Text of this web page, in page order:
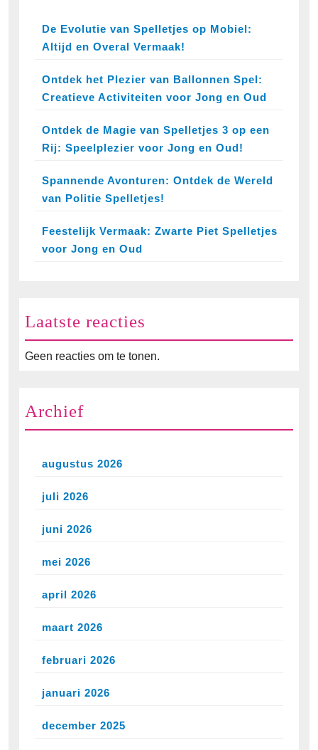
De Evolutie van Spelletjes op Mobiel:
Altijd en Overal Vermaak!
Ontdek het Plezier van Ballonnen Spel:
Creatieve Activiteiten voor Jong en Oud
Ontdek de Magie van Spelletjes 3 op een
Rij: Speelplezier voor Jong en Oud!
Spannende Avonturen: Ontdek de Wereld
van Politie Spelletjes!
Feestelijk Vermaak: Zwarte Piet Spelletjes
voor Jong en Oud
Laatste reacties
Geen reacties om te tonen.
Archief
augustus 2026
juli 2026
juni 2026
mei 2026
april 2026
maart 2026
februari 2026
januari 2026
december 2025